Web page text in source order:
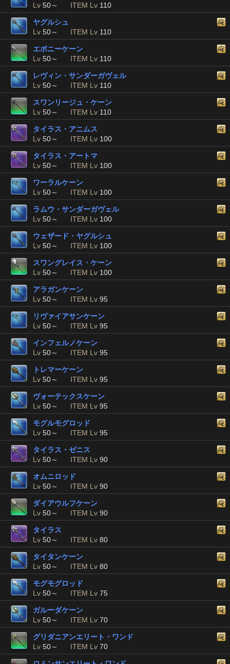
Lv 50～ ITEM Lv 110
ヤグルシュ
Lv 50～ ITEM Lv 110
エボニーケーン
Lv 50～ ITEM Lv 110
レヴィン・サンダーガヴェル
Lv 50～ ITEM Lv 110
スワンリージュ・ケーン
Lv 50～ ITEM Lv 110
タイラス・アニムス
Lv 50～ ITEM Lv 100
タイラス・アートマ
Lv 50～ ITEM Lv 100
ワーラルケーン
Lv 50～ ITEM Lv 100
ラムウ・サンダーガヴェル
Lv 50～ ITEM Lv 100
ウェザード・ヤグルシュ
Lv 50～ ITEM Lv 100
スワングレイス・ケーン
Lv 50～ ITEM Lv 100
アラガンケーン
Lv 50～ ITEM Lv 95
リヴァイアサンケーン
Lv 50～ ITEM Lv 95
インフェルノケーン
Lv 50～ ITEM Lv 95
トレマーケーン
Lv 50～ ITEM Lv 95
ヴォーテックスケーン
Lv 50～ ITEM Lv 95
モグルモグロッド
Lv 50～ ITEM Lv 95
タイラス・ゼニス
Lv 50～ ITEM Lv 90
オムニロッド
Lv 50～ ITEM Lv 90
ダイアウルフケーン
Lv 50～ ITEM Lv 90
タイラス
Lv 50～ ITEM Lv 80
タイタンケーン
Lv 50～ ITEM Lv 80
モグモグロッド
Lv 50～ ITEM Lv 75
ガルーダケーン
Lv 50～ ITEM Lv 70
グリダニアンエリート・ワンド
Lv 50～ ITEM Lv 70